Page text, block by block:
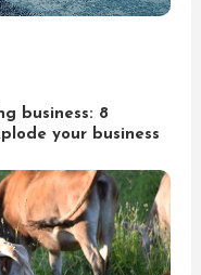
business: 8
your business